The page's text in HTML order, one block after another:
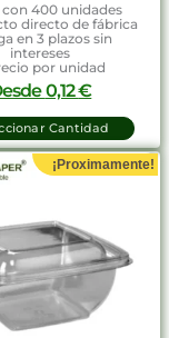
con 400 unidades
directo de fábrica
en 3 plazos sin
intereses
por unidad
0,12€
Cantidad
¡Proximamente!